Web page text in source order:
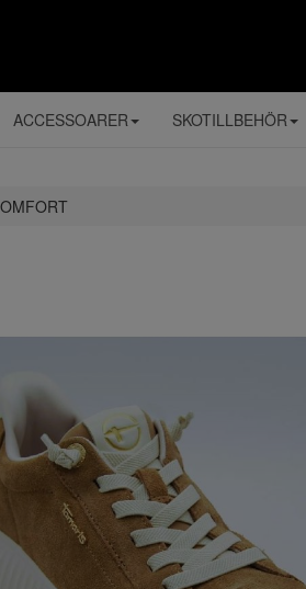
ACCESSOARER SKOTILLBEHÖR